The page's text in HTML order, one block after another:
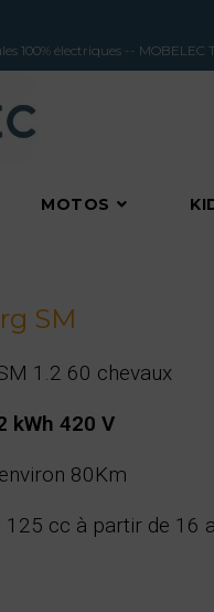
100% électriques -- MOBELEC
MOTOS
SM
1.2 60 chevaux
kWh 420 V
80Km
cc à partir de 16